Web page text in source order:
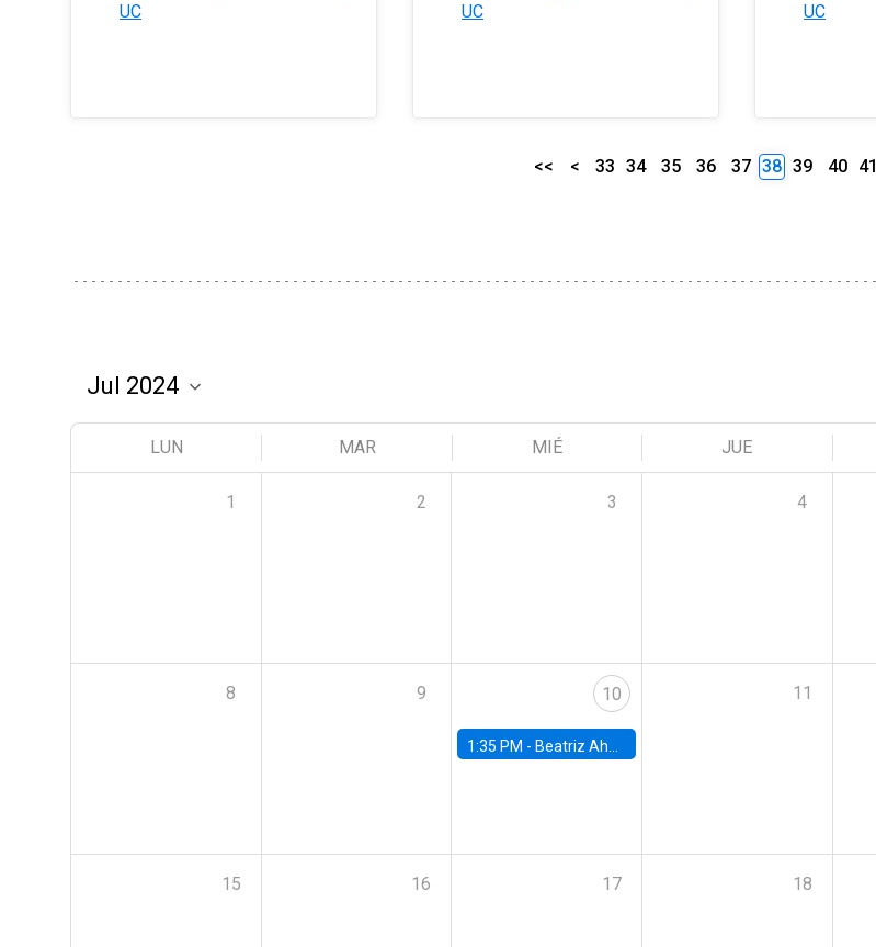
UC
UC
UC
<< < 33 34 35 36 37 38 39 40 41
LUN MAR MIÉ JUE
1 2 3 4
8 9 10
1:35 PM - Beatriz Ahumada, PhD candidate, Universidad de Pittsburgh
11
15 16 17 18